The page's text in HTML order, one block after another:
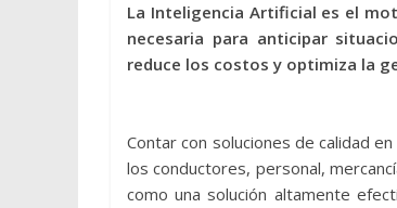
La Inteligencia Artificial es el
necesaria para anticipar
reduce los costos y optimiza la
Contar con soluciones de calidad
los conductores, personal,
como una solución altamente